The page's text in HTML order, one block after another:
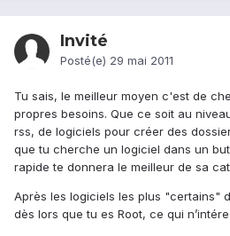
Invité
Posté(e) 29 mai 2011
Tu sais, le meilleur moyen c'est de
propres besoins. Que ce soit au
rss, de logiciels pour créer des
que tu cherche un logiciel dans un
rapide te donnera le meilleur de sa
Après les logiciels les plus "certains"
dès lors que tu es Root, ce qui